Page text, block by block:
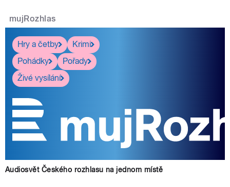
mujRozhlas
Hry a četby
Krimi
Pohádky
Pořady
Živé vysílání
Audiosvět Českého rozhlasu na jednom místě